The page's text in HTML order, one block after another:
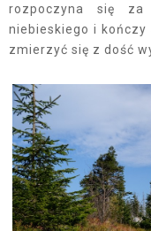
rozpoczyna się za
niebieskiego i kończy
zmierzyć się z dość